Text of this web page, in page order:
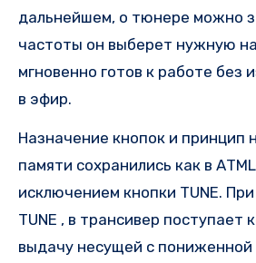
дальнейшем, о тюнере можно
частоты он выберет нужную
мгновенно готов к работе без
в эфир.
Назначение кнопок и принцип
памяти сохранились как в
исключением кнопки TUNE.
TUNE , в трансивер поступает
выдачу несущей с